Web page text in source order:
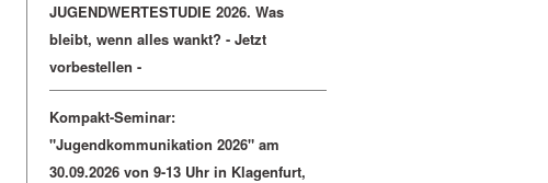
JUGENDWERTESTUDIE 2026. Was
bleibt, wenn alles wankt? - Jetzt
vorbestellen -
Kompakt-Seminar:
"Jugendkommunikation 2026" am
30.09.2026 von 9-13 Uhr in Klagenfurt,